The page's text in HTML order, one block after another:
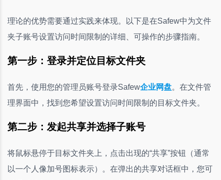
理论的优势需要通过实践来体现。以下是在Safew中为文件
夹子账号设置访问时间限制的详细、可操作的步骤指南。
第一步：登录并定位目标文件夹
首先，使用您的管理员账号登录Safew企业网盘。在文件管
理界面中，找到您希望设置访问时间限制的目标文件夹。
第二步：发起共享并选择子账号
将鼠标悬停于目标文件夹上，点击出现的“共享”按钮（通常
以一个人像加号图标表示）。在弹出的共享对话框中，您可